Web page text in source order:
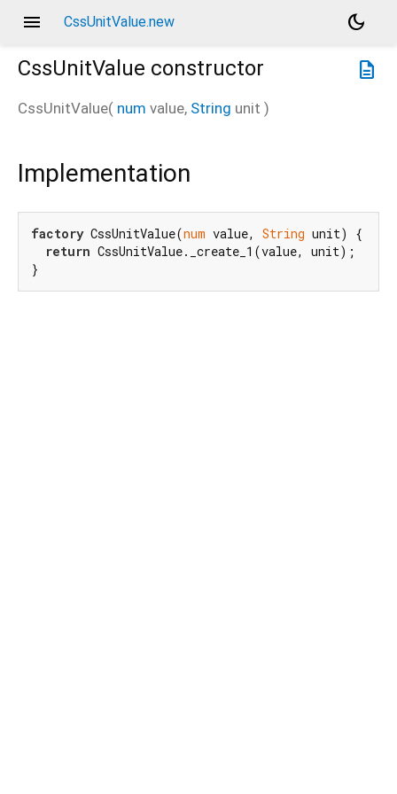
menu CssUnitValue.new
dark_mode
description
CssUnitValue constructor
CssUnitValue( num value, String unit )
Implementation
factory CssUnitValue(num value, String unit) {
return CssUnitValue._create_1(value, unit);
}